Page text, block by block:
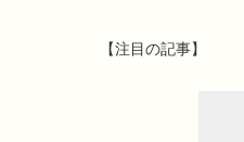
【注目の記事】